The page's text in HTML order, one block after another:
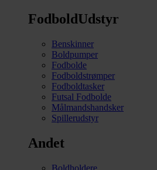
FodboldUdstyr
Benskinner
Boldpumper
Fodbolde
Fodboldstrømper
Fodboldtasker
Futsal Fodbolde
Målmandshandsker
Spillerudstyr
Andet
Boldholdere